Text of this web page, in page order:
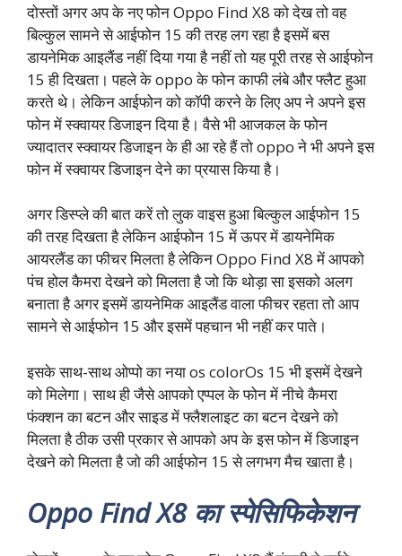
दोस्तों अगर अप के नए फोन Oppo Find X8 को देख तो वह
बिल्कुल सामने से आईफोन 15 की तरह लग रहा है इसमें बस
डायनेमिक आइलैंड नहीं दिया गया है नहीं तो यह पूरी तरह से आईफोन
15 ही दिखता। पहले के oppo के फोन काफी लंबे और फ्लैट हुआ
करते थे। लेकिन आईफोन को कॉपी करने के लिए अप ने अपने इस
फोन में स्क्वायर डिजाइन दिया है। वैसे भी आजकल के फोन
ज्यादातर स्क्वायर डिजाइन के ही आ रहे हैं तो oppo ने भी अपने इस
फोन में स्क्वायर डिजाइन देने का प्रयास किया है।
अगर डिस्प्ले की बात करें तो लुक वाइस हुआ बिल्कुल आईफोन 15
की तरह दिखता है लेकिन आईफोन 15 में ऊपर में डायनेमिक
आयरलैंड का फीचर मिलता है लेकिन Oppo Find X8 में आपको
पंच होल कैमरा देखने को मिलता है जो कि थोड़ा सा इसको अलग
बनाता है अगर इसमें डायनेमिक आइलैंड वाला फीचर रहता तो आप
सामने से आईफोन 15 और इसमें पहचान भी नहीं कर पाते।
इसके साथ-साथ ओप्पो का नया os colorOs 15 भी इसमें देखने
को मिलेगा। साथ ही जैसे आपको एप्पल के फोन में नीचे कैमरा
फंक्शन का बटन और साइड में फ्लैशलाइट का बटन देखने को
मिलता है ठीक उसी प्रकार से आपको अप के इस फोन में डिजाइन
देखने को मिलता है जो की आईफोन 15 से लगभग मैच खाता है।
Oppo Find X8 का स्पेसिफिकेशन